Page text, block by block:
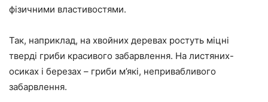
фізичними властивостями.
Так, наприклад, на хвойних деревах ростуть міцні
тверді гриби красивого забарвлення. На листяних-
осиках і березах – гриби м’які, непривабливого
забарвлення.